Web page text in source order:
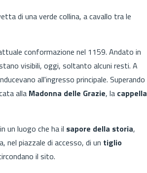
di una verde collina, a cavallo tra le
conformazione nel 1159. Andato in
visibili, oggi, soltanto alcuni resti. A
all'ingresso principale. Superando
alla Madonna delle Grazie, la cappella
un luogo che ha il sapore della storia,
nel piazzale di accesso, di un tiglio
il sito.